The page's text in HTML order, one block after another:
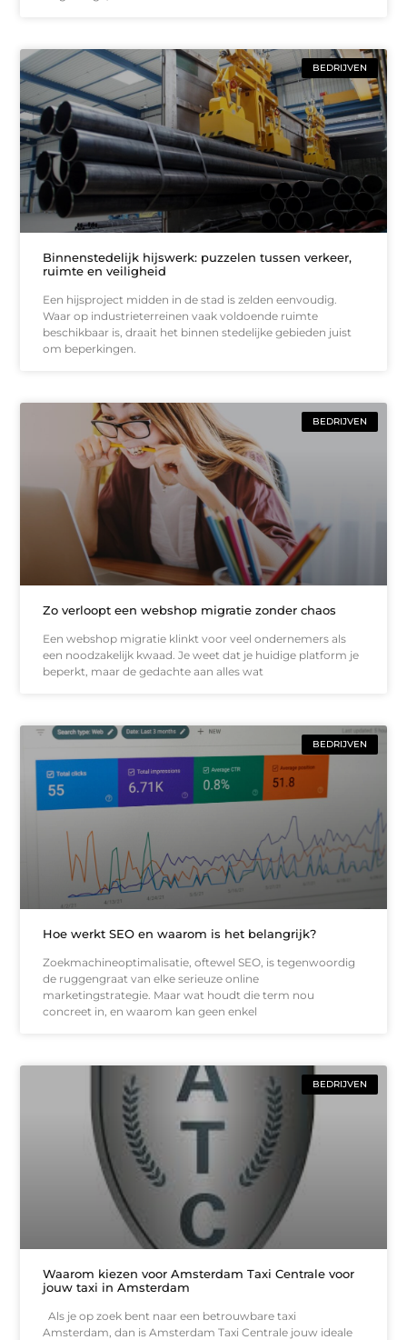
BEDRIJVEN
Binnenstedelijk hijswerk: puzzelen tussen verkeer,
ruimte en veiligheid
Een hijsproject midden in de stad is zelden eenvoudig.
Waar op industrieterreinen vaak voldoende ruimte
beschikbaar is, draait het binnen stedelijke gebieden juist
om beperkingen.
BEDRIJVEN
Zo verloopt een webshop migratie zonder chaos
Een webshop migratie klinkt voor veel ondernemers als
een noodzakelijk kwaad. Je weet dat je huidige platform je
beperkt, maar de gedachte aan alles wat
BEDRIJVEN
Hoe werkt SEO en waarom is het belangrijk?
Zoekmachineoptimalisatie, oftewel SEO, is tegenwoordig
de ruggengraat van elke serieuze online
marketingstrategie. Maar wat houdt die term nou
concreet in, en waarom kan geen enkel
BEDRIJVEN
Waarom kiezen voor Amsterdam Taxi Centrale voor
jouw taxi in Amsterdam
Als je op zoek bent naar een betrouwbare taxi
Amsterdam, dan is Amsterdam Taxi Centrale jouw ideale